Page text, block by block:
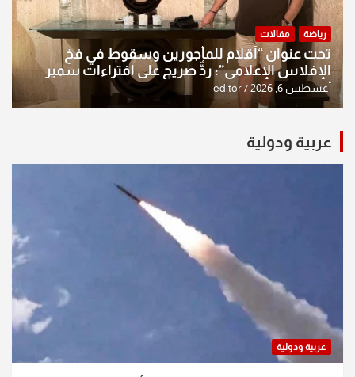
رياضة مقالات
تحت عنوان “أقلام للمأجورين وسقوط في فخ
الإفلاس الإعلامي”: ردٌّ صريح على افتراءات سمير
الشكرجي
أغسطس 6, 2026 editor
عربية ودولية
عربية ودولية